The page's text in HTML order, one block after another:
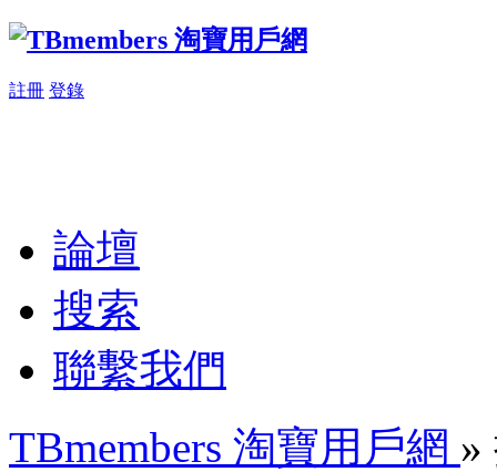
註冊 登錄
論壇
搜索
聯繫我們
TBmembers 淘寶用戶網 »